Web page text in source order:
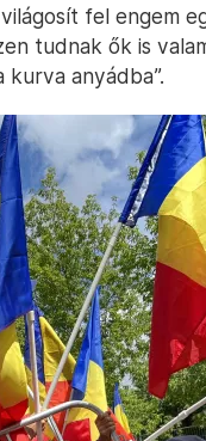
fel engem
tudnak ők is
anyádba”.